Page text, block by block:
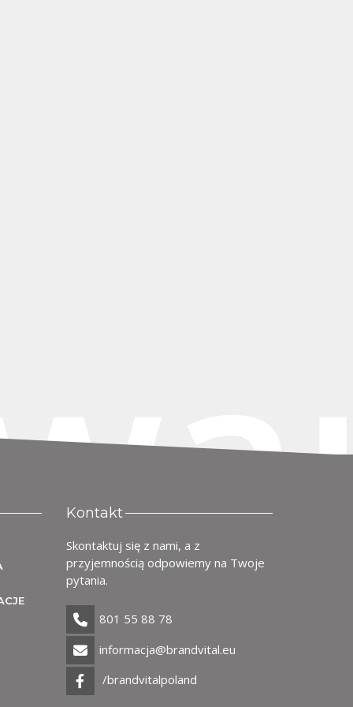
Kontakt
Skontaktuj się z nami, a z
przyjemnością odpowiemy na Twoje
pytania.
801 55 88 78
informacja@brandvital.eu
/brandvitalpoland